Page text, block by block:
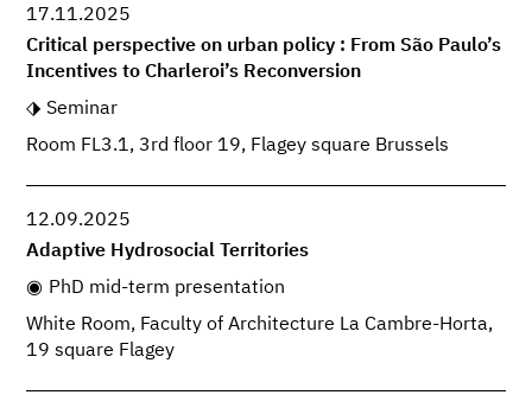
17.11.2025
Critical perspective on urban policy : From São Paulo’s
Incentives to Charleroi’s Reconversion
Seminar
Room FL3.1, 3rd floor 19, Flagey square Brussels
12.09.2025
Adaptive Hydrosocial Territories
PhD mid-term presentation
White Room, Faculty of Architecture La Cambre-Horta,
19 square Flagey